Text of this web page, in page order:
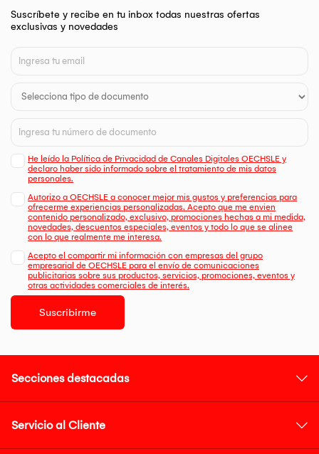
Suscríbete y recibe en tu inbox todas nuestras ofertas
exclusivas y novedades
He leído la Política de Privacidad de Canales Digitales OECHSLE y
declaro haber sido informado sobre el tratamiento de mis datos
personales.
Autorizo a OECHSLE a conocer mejor mis gustos y preferencias para
ofrecerme experiencias personalizadas. Acepto que me envien
contenido personalizado, exclusivo, promociones hechas a mi medida,
novedades, descuentos especiales, eventos y todo lo que se alinee
con lo que realmente me interesa.
Acepto el compartir mi información con empresas del grupo
empresarial de OECHSLE para el envío de comunicaciones
publicitarias sobre sus productos, servicios, promociones, eventos y
otras actividades comerciales de interés.
Suscribirme
Secciones destacadas
Servicio al Cliente